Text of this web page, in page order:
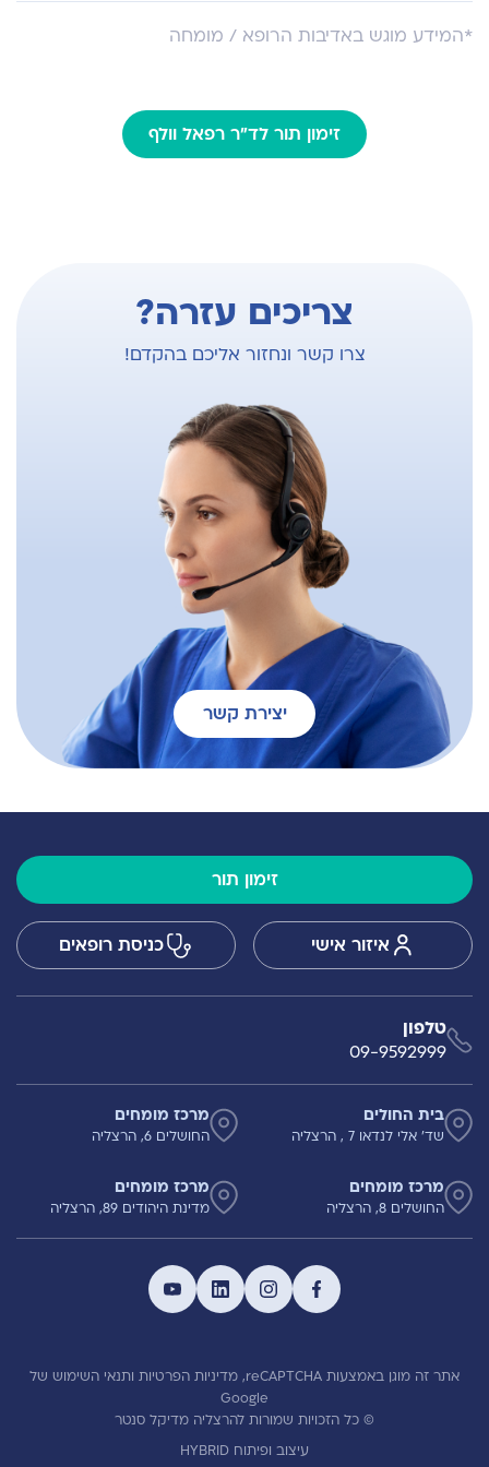
*המידע מוגש באדיבות הרופא / מומחה
זימון תור לד"ר רפאל וולף
צריכים עזרה?
צרו קשר ונחזור אליכם בהקדם!
יצירת קשר
זימון תור
איזור אישי כניסת רופאים
טלפון
09-9592999
בית החולים
שד' אלי לנדאו 7 , הרצליה
מרכז מומחים
החושלים 6, הרצליה
מרכז מומחים
החושלים 8, הרצליה
מרכז מומחים
מדינת היהודים 89, הרצליה
אתר זה מוגן באמצעות reCAPTCHA, מדיניות הפרטיות ותנאי השימוש של
Google
© כל הזכויות שמורות להרצליה מדיקל סנטר
עיצוב ופיתוח HYBRID